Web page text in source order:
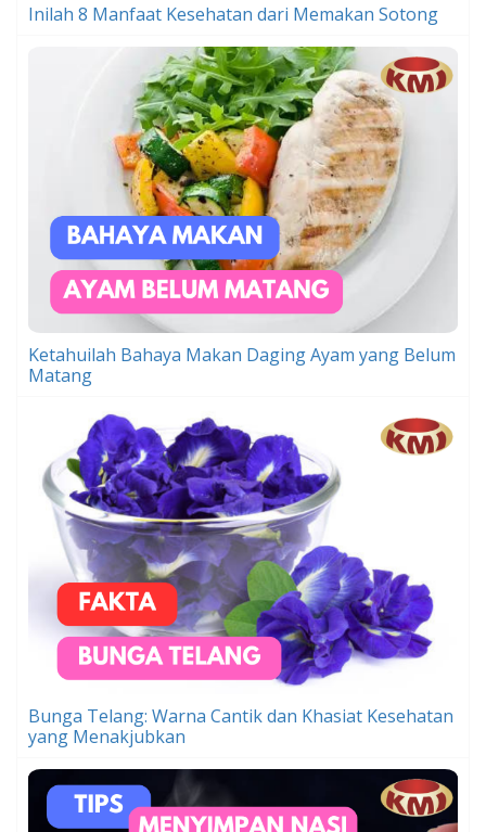
Inilah 8 Manfaat Kesehatan dari Memakan Sotong
Ketahuilah Bahaya Makan Daging Ayam yang Belum
Matang
Bunga Telang: Warna Cantik dan Khasiat Kesehatan
yang Menakjubkan